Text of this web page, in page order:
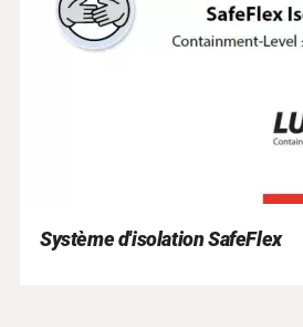
Système d'isolation SafeFlex